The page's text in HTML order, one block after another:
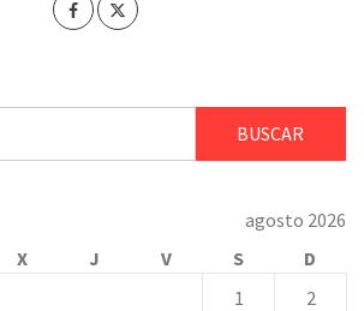
agosto 2026
X J V S
D
1
2